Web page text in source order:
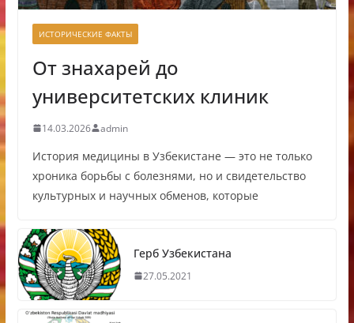
ИСТОРИЧЕСКИЕ ФАКТЫ
От знахарей до
университетских клиник
14.03.2026 admin
История медицины в Узбекистане — это не только
хроника борьбы с болезнями, но и свидетельство
культурных и научных обменов, которые
Герб Узбекистана
27.05.2021